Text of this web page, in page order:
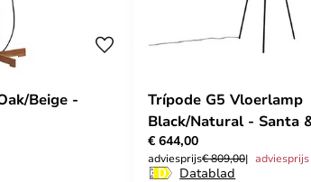
Beige -
Trípode G5 Vloerlamp
Black/Natural - Santa
€ 644,00
adviesprijs€ 809,00
Datablad